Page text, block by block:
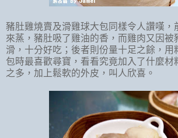
豬肚雞燒賣及滑雞球大包同樣令人讚嘆，
來蒸，豬肚吸了雞油的香，而雞肉又因被
滑，十分好吃；後者則份量十足之餘，用
包時最喜歡尋寶，看看究竟加入了什麼材
之多，加上鬆軟的外皮，叫人欣喜。